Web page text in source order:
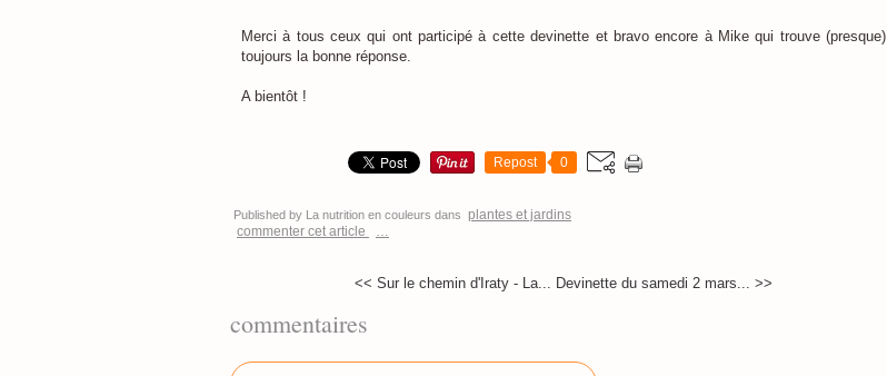
Merci à tous ceux qui ont participé à cette devinette et bravo encore à Mike qui trouve (presque)
toujours la bonne réponse.
A bientôt !
Repost 0
Published by La nutrition en couleurs dans
plantes et jardins
commenter cet article
…
<< Sur le chemin d'Iraty - La... Devinette du samedi 2 mars... >>
commentaires